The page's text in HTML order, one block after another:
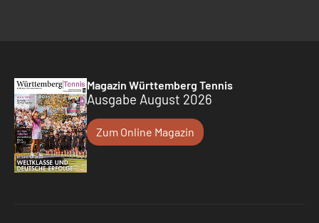
Magazin Württemberg Tennis
Ausgabe August 2026
Zum Online Magazin